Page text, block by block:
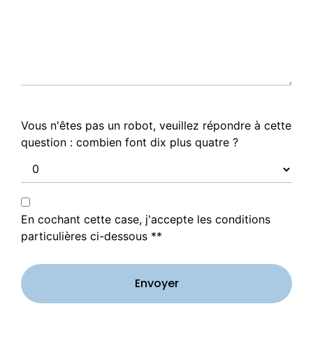
Vous n'êtes pas un robot, veuillez répondre à cette
question : combien font dix plus quatre ?
En cochant cette case, j'accepte les conditions
particulières ci-dessous **
Envoyer